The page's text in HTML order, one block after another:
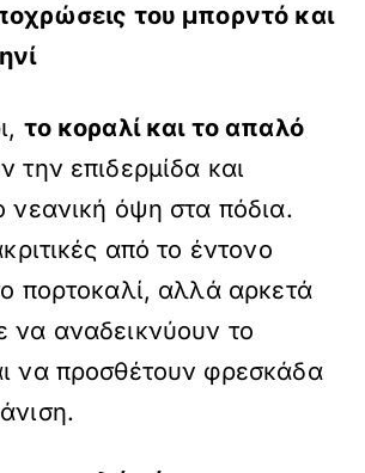
του μπορντό και
το κοραλί και το απαλό
την επιδερμίδα και
νεανική όψη στα πόδια.
από το έντονο
πορτοκαλί, αλλά αρκετά
να αναδεικνύουν το
να προσθέτουν φρεσκάδα